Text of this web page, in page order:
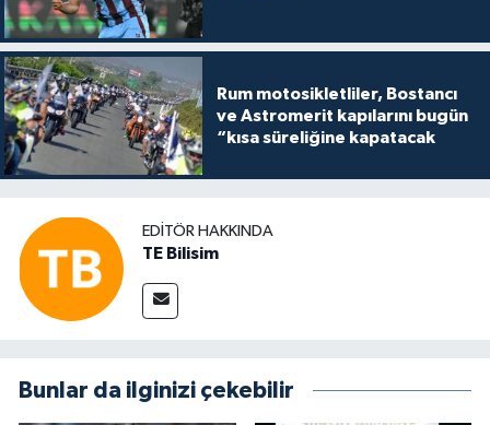
Rum motosikletliler, Bostancı
ve Astromerit kapılarını bugün
“kısa süreliğine kapatacak
EDITÖR HAKKINDA
TE Bilisim
Bunlar da ilginizi çekebilir